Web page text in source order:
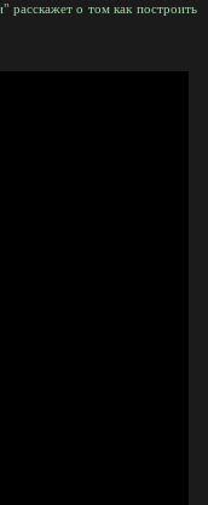
расскажет о том как построить